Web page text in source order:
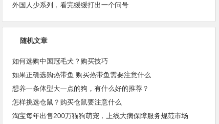
外国人少系列，看完缓缓打出一个问号
随机文章
如何选购中国冠毛犬？购买技巧
如果正确选购热带鱼 购买热带鱼需要注意什么
想养一条体型大一点的狗，有什么好的推荐？
怎样挑选仓鼠？购买仓鼠要注意什么
淘宝每年出售200万猫狗萌宠，上线大病保障服务规范市场